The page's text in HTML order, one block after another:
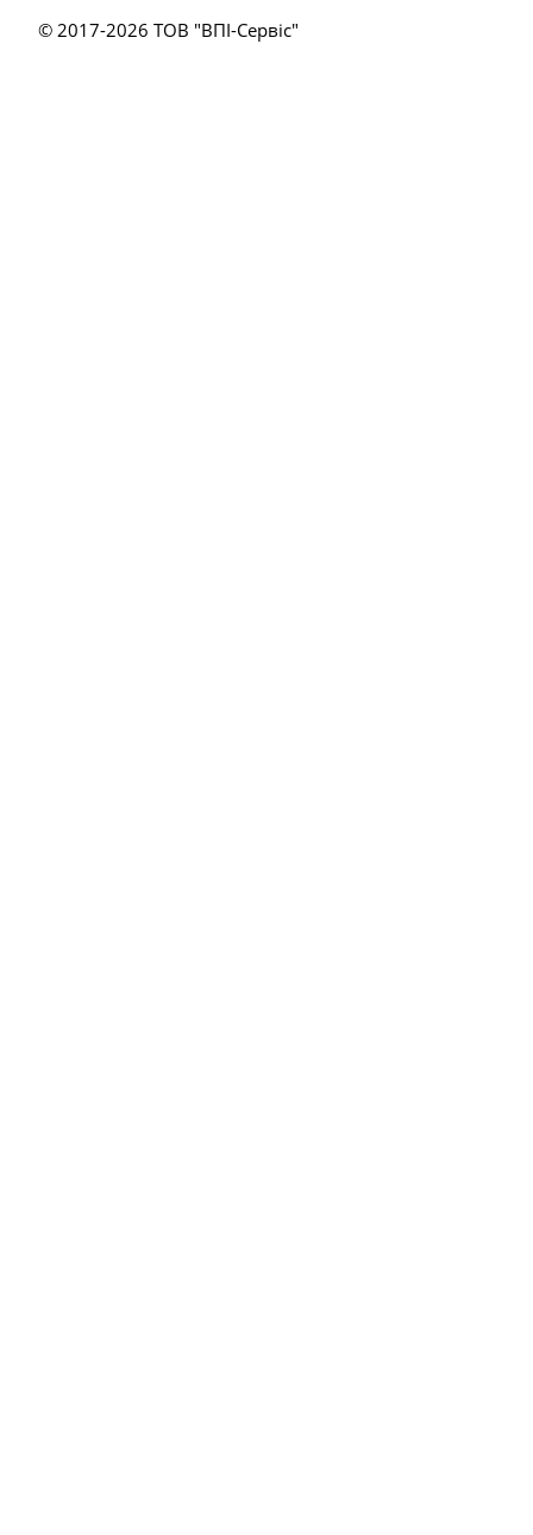
© 2017-2026 ТОВ "ВПІ-Сервіс"